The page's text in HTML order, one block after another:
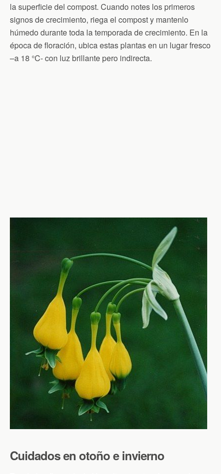
la superficie del compost. Cuando notes los primeros
signos de crecimiento, riega el compost y mantenlo
húmedo durante toda la temporada de crecimiento. En la
época de floración, ubica estas plantas en un lugar fresco
–a 18 °C- con luz brillante pero indirecta.
Cuidados en otoño e invierno